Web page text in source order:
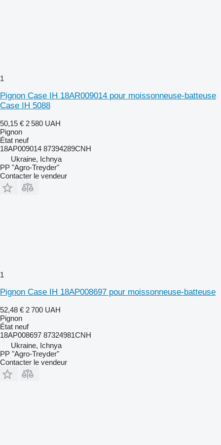
1
Pignon Case IH 18AR009014 pour moissonneuse-batteuse
Case IH 5088
50,15 € 2 580 UAH
Pignon
État neuf
18АР009014 87394289CNH
Ukraine, Ichnya
PP "Agro-Treyder"
Contacter le vendeur
1
Pignon Case IH 18AP008697 pour moissonneuse-batteuse
52,48 € 2 700 UAH
Pignon
État neuf
18AP008697 87324981CNH
Ukraine, Ichnya
PP "Agro-Treyder"
Contacter le vendeur